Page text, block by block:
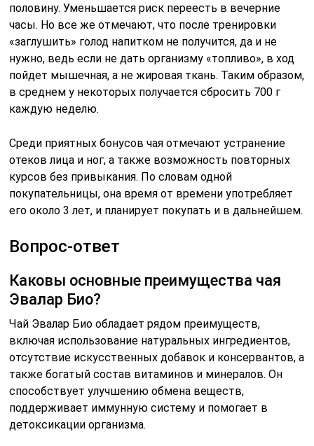
половину. Уменьшается риск переесть в вечерние
часы. Но все же отмечают, что после тренировки
«заглушить» голод напитком не получится, да и не
нужно, ведь если не дать организму «топливо», в ход
пойдет мышечная, а не жировая ткань. Таким образом,
в среднем у некоторых получается сбросить 700 г
каждую неделю.
Среди приятных бонусов чая отмечают устранение
отеков лица и ног, а также возможность повторных
курсов без привыкания. По словам одной
покупательницы, она время от времени употребляет
его около 3 лет, и планирует покупать и в дальнейшем.
Вопрос-ответ
Каковы основные преимущества чая
Эвалар Био?
Чай Эвалар Био обладает рядом преимуществ,
включая использование натуральных ингредиентов,
отсутствие искусственных добавок и консервантов, а
также богатый состав витаминов и минералов. Он
способствует улучшению обмена веществ,
поддерживает иммунную систему и помогает в
детоксикации организма.